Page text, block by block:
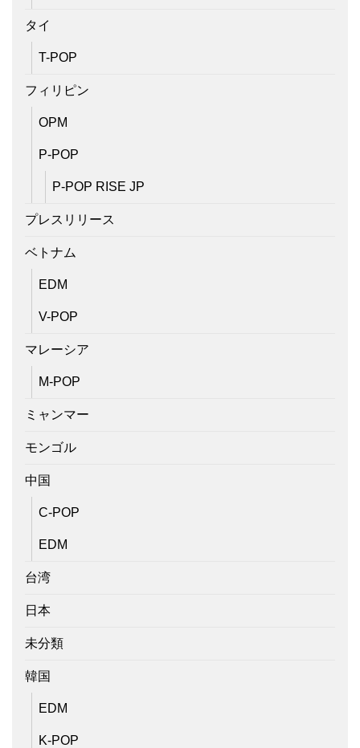
タイ
T-POP
フィリピン
OPM
P-POP
P-POP RISE JP
プレスリリース
ベトナム
EDM
V-POP
マレーシア
M-POP
ミャンマー
モンゴル
中国
C-POP
EDM
台湾
日本
未分類
韓国
EDM
K-POP